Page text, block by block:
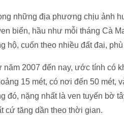
những địa phương chịu ảnh
biển, hầu như mỗi tháng Cà
hộ, cuốn theo nhiều đất đai,
năm 2007 đến nay, ước tính có
15 mét, có nơi đến 50 mét,
đó, nặng nhất là ven tuyến bờ
cứ tăng dần theo thời gian.